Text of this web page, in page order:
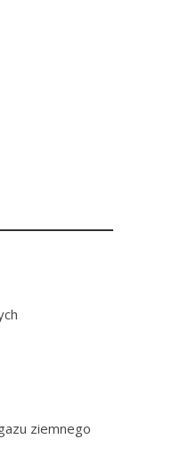
ziemnego